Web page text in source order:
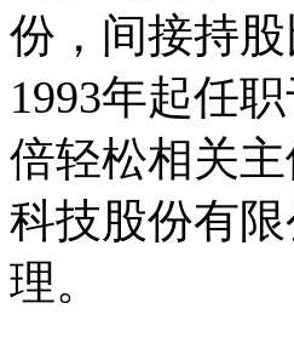
份，间接持
1993年起任
倍轻松相关
科技股份有
理。